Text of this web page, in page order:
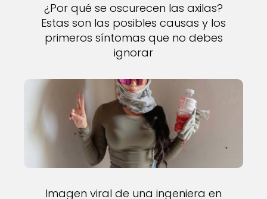
¿Por qué se oscurecen las axilas?
Estas son las posibles causas y los
primeros síntomas que no debes
ignorar
Imagen viral de una ingeniera en